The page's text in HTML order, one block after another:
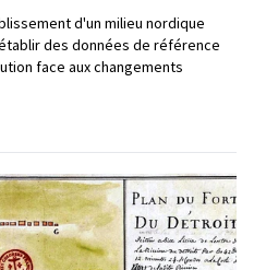
d'un milieu nordique
des données de référence
face aux changements